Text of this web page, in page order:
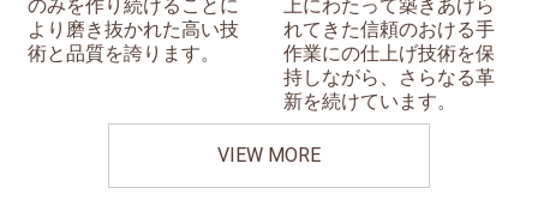
のみを作り続けることに
より磨き抜かれた高い技
術と品質を誇ります。
上にわたって築きあげら
れてきた信頼のおける手
作業にの仕上げ技術を保
持しながら、さらなる革
新を続けています。
VIEW MORE